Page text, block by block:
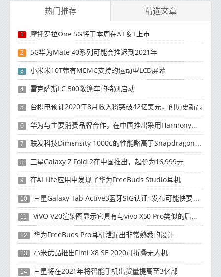
热门推荐 精选文章
1 摩托罗拉One 5G将于本周在AT＆T上市
2 5G华为Mate 40系列可能会推迟到2021年
3 小米米10T带有MEMC支持的运动型LCD屏幕
4 雷克萨斯LC 500敞篷车的特别启动
5 台积电预计2020年8月收入将突破42亿美元，创历史新高
6 华为与主要消费品牌合作，在中国推出采用HarmonyOS 2.0的智能家居产品
7 联发科技Dimensity 1000C的性能略高于Snapdragon 765G
8 三星Galaxy Z Fold 2在中国推出，起价为16,999元
9 在AI Life应用中发现了华为FreeBuds Studio耳机
10 三星Galaxy Tab Active3蓝牙SIG认证; 发布可能快要结束了
11 ViVO V20渲染图显示它具有与vivo X50 Pro类似的后部设计
12 华为FreeBuds Pro耳机泄漏出非常熟悉的设计
13 小米优品推出Fimi X8 SE 2020可折叠无人机
14 三星将在2021年将智能手机出货量提高至3亿部